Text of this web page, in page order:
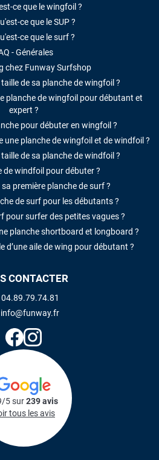
ce que le wingfoil ?
ce que le SUP ?
ce que le surf ?
- Générales
chez Funway Surfshop
de sa planche de wingfoil ?
planche de wingfoil pour débutant et
expert ?
pour débuter en wingfoil ?
une planche de wingfoil et de windfoil ?
de sa planche de windfoil ?
de windfoil pour débuter ?
première planche de surf ?
de surf pour les débutants ?
pour surfer des petites vagues ?
planche shortboard et longboard ?
d’une aile de wing pour débutant ?
CONTACTER
04.89.79.74.81
info@funway.fr
5 sur239 avis
tous les avis